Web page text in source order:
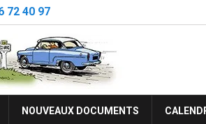
72 40 97
NOUVEAUX DOCUMENTS